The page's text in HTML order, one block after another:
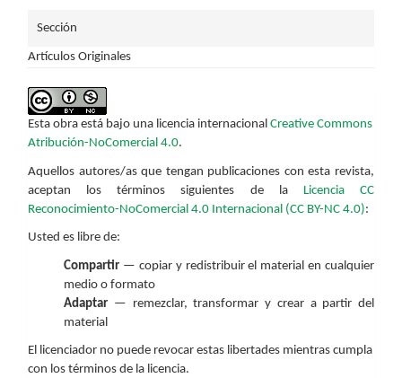
Sección
Artículos Originales
Esta obra está bajo una licencia internacional Creative Commons
Atribución-NoComercial 4.0.
Aquellos autores/as que tengan publicaciones con esta revista,
aceptan los términos siguientes de la Licencia CC
Reconocimiento-NoComercial 4.0 Internacional (CC BY-NC 4.0):
Usted es libre de:
Compartir — copiar y redistribuir el material en cualquier
medio o formato
Adaptar — remezclar, transformar y crear a partir del
material
El licenciador no puede revocar estas libertades mientras cumpla
con los términos de la licencia.